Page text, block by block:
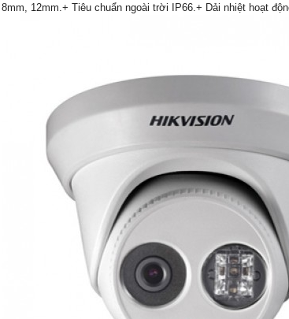
8mm, 12mm.+ Tiêu chuẩn ngoài trời IP66.+ Dải nhiệt hoạt